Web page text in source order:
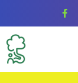
content